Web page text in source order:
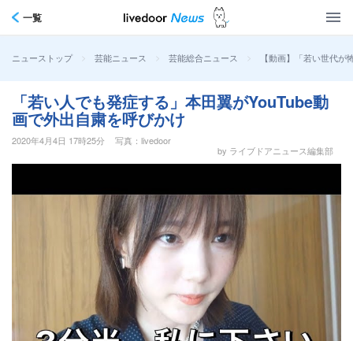
一覧
ニューストップ > 芸能ニュース > 芸能総合ニュース > 【動画】「若い世代
「若い人でも発症する」本田翼がYouTube動
画で外出自粛を呼びかけ
2020年4月4日 17時25分
写真：livedoor
by ライブドアニュース編集部